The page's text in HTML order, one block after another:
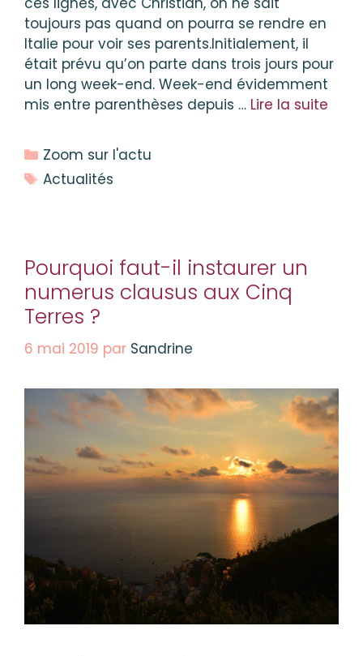
toujours pas quand on pourra se rendre en
Italie pour voir ses parents.Initialement, il
était prévu qu’on parte dans trois jours pour
un long week-end. Week-end évidemment
mis entre parenthèses depuis … Lire la suite
Catégories
Zoom sur l'actu
Étiquettes
Actualités
Pourquoi faut-il instaurer un
numerus clausus aux Cinq
Terres ?
6 mai 2019 par Sandrine